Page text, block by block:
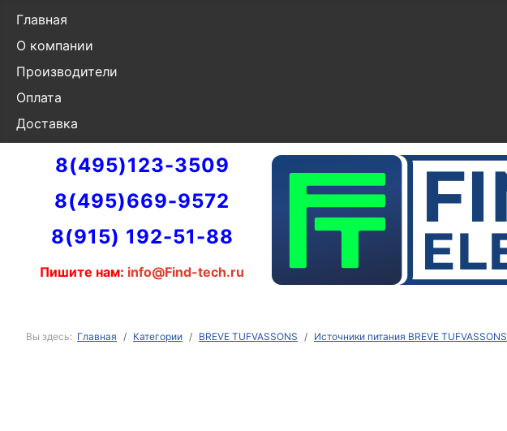
Главная
О компании
Производители
Оплата
Доставка
8(495)123-3509
8(495)669-9572
8(915) 192-51-88
Пишите нам: info@Find-tech.ru
Вы здесь: Главная Категории BREVE TUFVASSONS Источники питания BREVE TUFVASSONS